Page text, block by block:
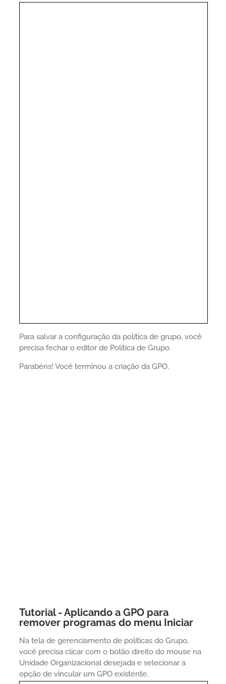
Para salvar a configuração da política de grupo, você
precisa fechar o editor de Política de Grupo.
Parabéns! Você terminou a criação da GPO.
Tutorial - Aplicando a GPO para
remover programas do menu Iniciar
Na tela de gerenciamento de políticas do Grupo,
você precisa clicar com o botão direito do mouse na
Unidade Organizacional desejada e selecionar a
opção de vincular um GPO existente.